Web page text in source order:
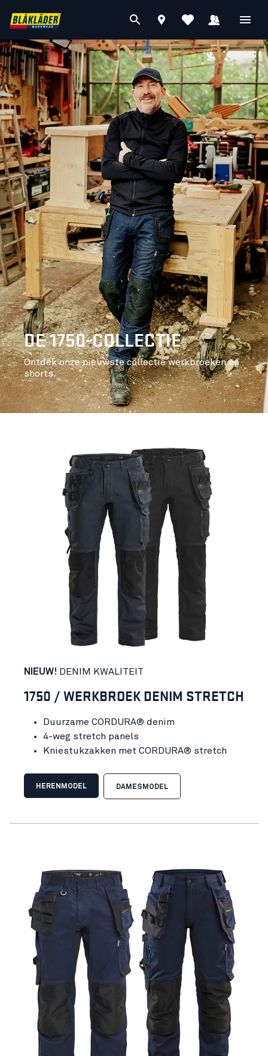
DE 1750-COLLECTIE
Ontdek onze nieuwste collectie werkbroeken en
shorts.
NIEUW! DENIM KWALITEIT
1750 / WERKBROEK DENIM STRETCH
Duurzame CORDURA® denim
4-weg stretch panels
Kniestukzakken met CORDURA® stretch
HERENMODEL DAMESMODEL